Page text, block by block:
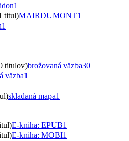
1
titul)MAIRDUMONT1
1
titulov)brožovaná väzba30
väzba1
skladaná mapa1
E-kniha: EPUB1
E-kniha: MOBI1